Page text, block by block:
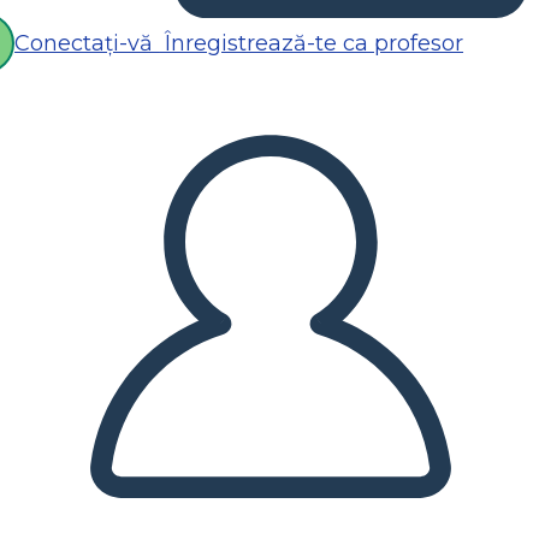
Conectați-vă Înregistrează-te ca profesor